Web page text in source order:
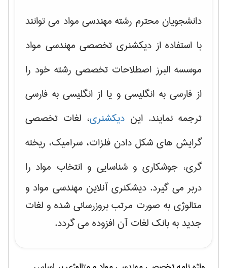
دانشجویان محترم رشته مهندسی مواد می توانند
با استفاده از دیکشنری تخصصی مهندسی مواد
موسسه البرز اصطلاحات تخصصی رشته خود را
از فارسی به انگلیسی و یا از انگلیسی به فارسی
ترجمه نمایند. این دیکشنری، لغات تخصصی
گرایش های شکل دادن فلزات، سرامیک، ریخته
گری، جوشکاری و شناسایی و انتخاب مواد را
دربر می گیرد. دیشکنری آنلاین مهندسی مواد و
متالوژی به صورت مرتب بروزرسانی شده و لغات
جدید به بانک لغات آن افزوده می گردد.